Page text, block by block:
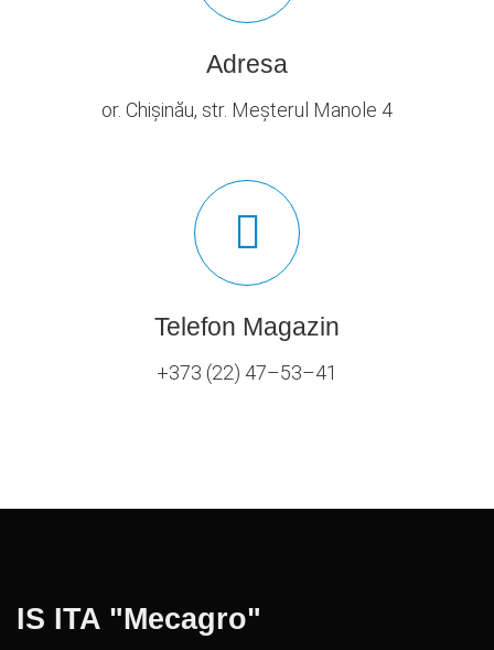
Adresa
or. Chișinău, str. Meșterul Manole 4
Telefon Magazin
+373 (22) 47–53–41
IS ITA "Mecagro"